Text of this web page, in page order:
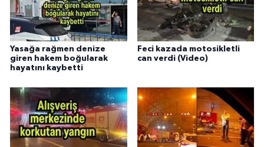
Yasağa rağmen denize
giren hakem boğularak
hayatını kaybetti
Feci kazada motosikletli
can verdi (Video)